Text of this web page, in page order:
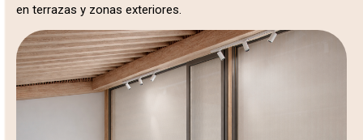
en terrazas y zonas exteriores.